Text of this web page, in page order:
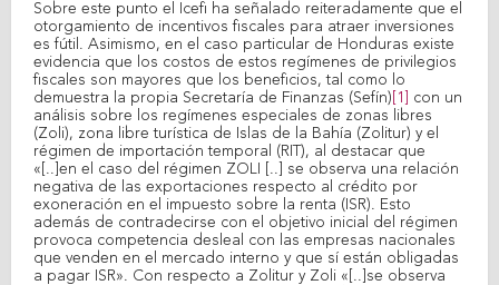
Sobre este punto el Icefi ha señalado reiteradamente que el
otorgamiento de incentivos fiscales para atraer inversiones
es fútil. Asimismo, en el caso particular de Honduras existe
evidencia que los costos de estos regímenes de privilegios
fiscales son mayores que los beneficios, tal como lo
demuestra la propia Secretaría de Finanzas (Sefín) [1]
con un
análisis sobre los regímenes especiales de zonas libres
(Zoli), zona libre turística de Islas de la Bahía (Zolitur) y el
régimen de importación temporal (RIT), al destacar que
«[..]en el caso del régimen ZOLI [..] se observa una relación
negativa de las exportaciones respecto al crédito por
exoneración en el impuesto sobre la renta (ISR). Esto
además de contradecirse con el objetivo inicial del régimen
provoca competencia desleal con las empresas nacionales
que venden en el mercado interno y que sí están obligadas
a pagar ISR». Con respecto a Zolitur y Zoli «[..]se observa